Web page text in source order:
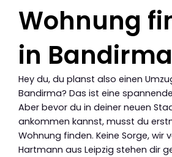
Wohnung
in Bandirma
Hey du, du planst also einen
Bandirma? Das ist eine
Aber bevor du in deiner neuen
ankommen kannst, musst du
Wohnung finden. Keine Sorge, wir
Hartmann aus Leipzig stehen dir